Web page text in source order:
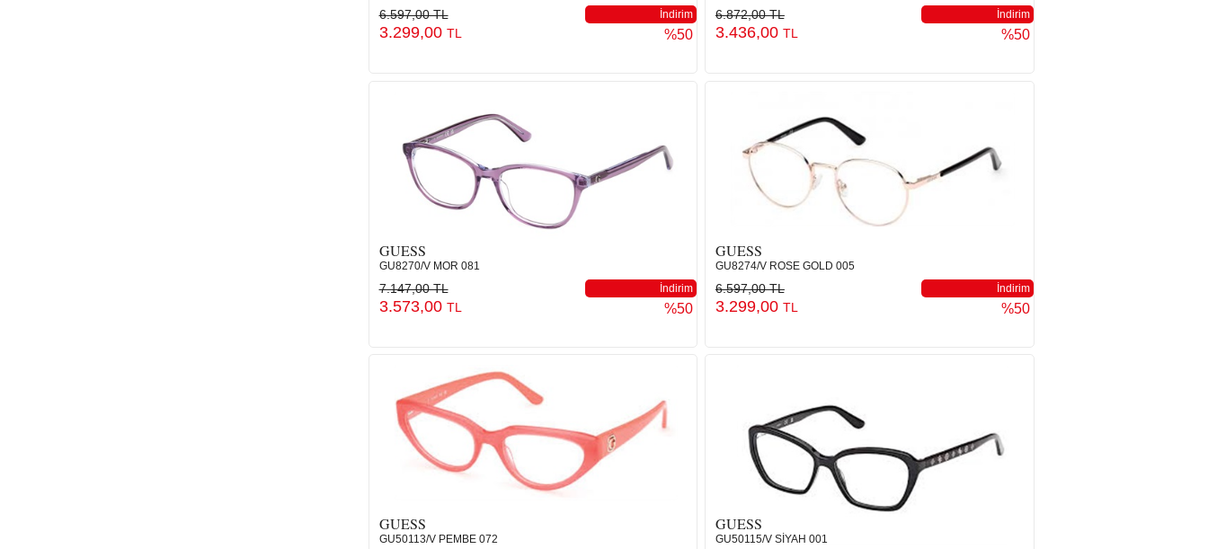
6.597,00 TL İndirim
3.299,00 TL %50
6.872,00 TL İndirim
3.436,00 TL %50
GUESS
GU8270/V MOR 081
7.147,00 TL İndirim
3.573,00 TL %50
GUESS
GU8274/V ROSE GOLD 005
6.597,00 TL İndirim
3.299,00 TL %50
GUESS
GU50113/V PEMBE 072
GUESS
GU50115/V SİYAH 001